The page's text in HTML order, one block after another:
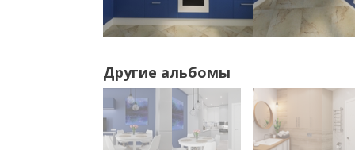
Другие альбомы